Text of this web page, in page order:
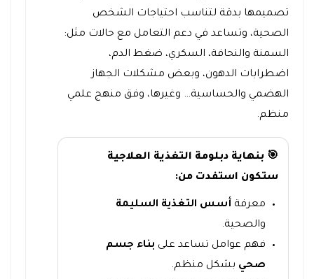
تصميمها بدقة لتناسب احتياجات الشخص
الصحية، وتساعد في دعم التعامل مع حالات مثل:
السمنة والنحافة، السكري، ضغط الدم،
اضطرابات الدهون، وبعض مشكلات الجهاز
الهضمي والحساسية… وغيرها، وفق منهج علمي
منظم.
🎯 بنهاية دبلومة التغذية العلاجية
ستكون استفدت من:
معرفة أسس التغذية السليمة
والصحية.
فهم عوامل تساعد على بناء جسم
صحي بشكل منظم.